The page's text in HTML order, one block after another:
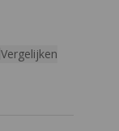
Vergelijken